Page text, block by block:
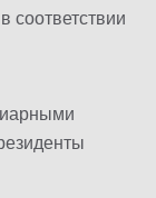
соответствии